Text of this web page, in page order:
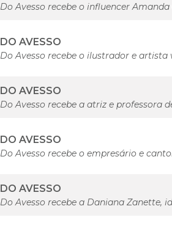
Do Avesso recebe o influencer Amanda
DO AVESSO
Do Avesso recebe o ilustrador e
DO AVESSO
Do Avesso recebe a atriz e professora
DO AVESSO
Do Avesso recebe o empresário e
DO AVESSO
Do Avesso recebe a Daniana Zanette,